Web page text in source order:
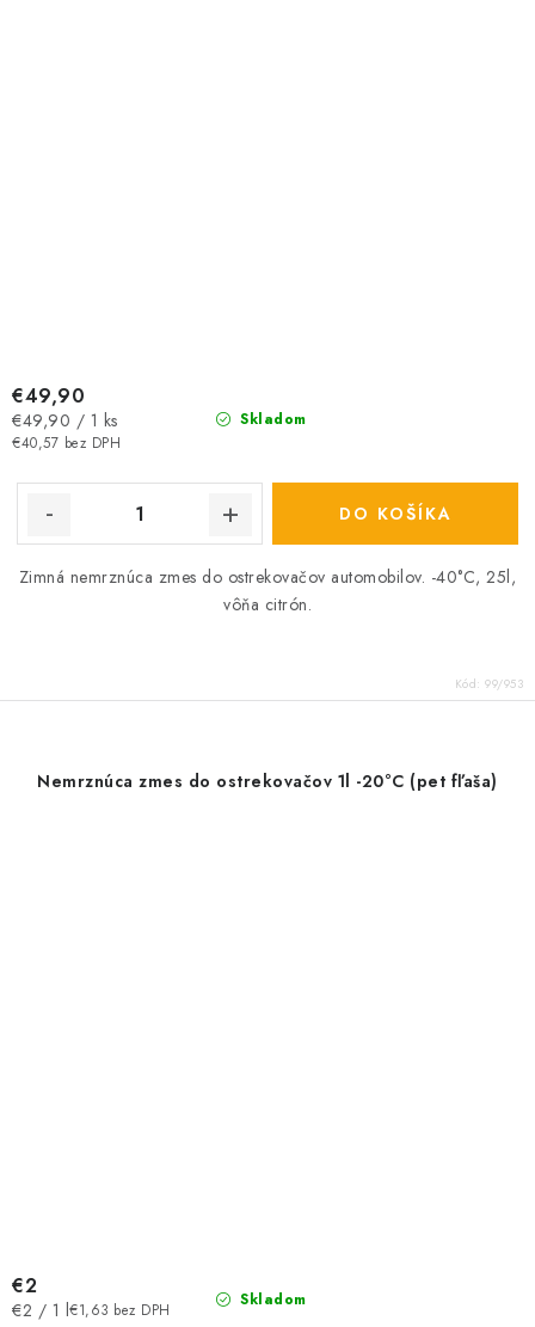
Skladom
€40,57 bez DPH
€49,90
Jednotková
cena:
€49,90 / 1 ks
DO KOŠÍKA
Zimná nemrznúca zmes do ostrekovačov automobilov. -40°C, 25l,
vôňa citrón.
Kód: 99/953
Nemrznúca zmes do ostrekovačov 1l -20°C (pet fľaša)
Skladom
€1,63 bez DPH
€2
Jednotková
€2 / 1 l